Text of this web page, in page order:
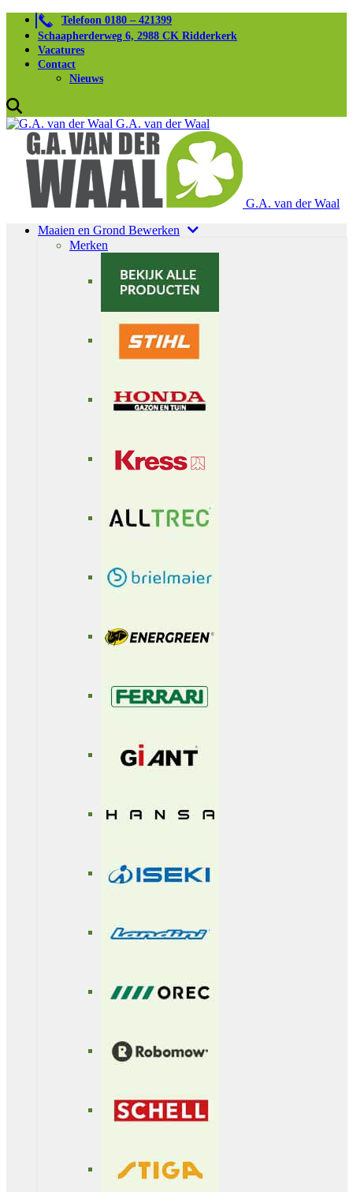
Telefoon 0180 – 421399
Schaapherderweg 6, 2988 CK Ridderkerk
Vacatures
Contact
Nieuws
G.A. van der Waal
G.A. van der Waal
Maaien en Grond Bewerken
Merken